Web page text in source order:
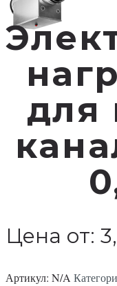
для
Цена от:
Артикул: N/A